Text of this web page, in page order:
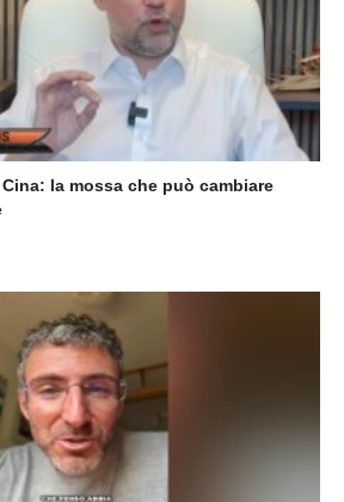
la mossa che può cambiare